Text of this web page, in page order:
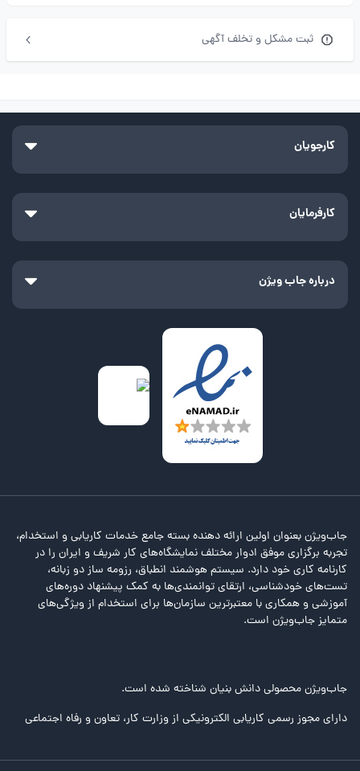
ثبت مشکل و تخلف آگهی
کارجویان
کارفرمایان
درباره جاب ویژن
جاب‌ویژن بعنوان اولین ارائه دهنده بسته جامع خدمات کاریابی و استخدام،
تجربه برگزاری موفق ادوار مختلف نمایشگاه‌های کار شریف و ایران را در
کارنامه کاری خود دارد. سیستم هوشمند انطباق، رزومه ساز دو زبانه،
تست‌های خودشناسی، ارتقای توانمندی‌ها به کمک پیشنهاد دوره‌های
آموزشی و همکاری با معتبرترین سازمان‌ها برای استخدام از ویژگی‌های
متمایز جاب‌ویژن است.
جاب‌ویژن محصولی دانش بنیان شناخته شده است.
دارای مجوز رسمی کاریابی الکترونیکی از وزارت کار، تعاون و رفاه اجتماعی